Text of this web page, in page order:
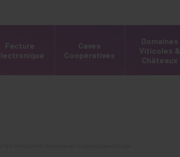
Facture
Caves
Coopératives
Domaines
Viticoles &
Châteaux